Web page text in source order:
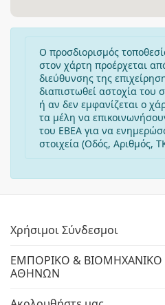
Ο προσδιορισμός
στον χάρτη προέρχεται
διεύθυνσης της
διαπιστωθεί αστοχία του
ή αν δεν εμφανίζεται ο
τα μέλη να
του ΕΒΕΑ για να
στοιχεία (Οδός, Αριθμός,
Χρήσιμοι Σύνδεσμοι
ΕΜΠΟΡΙΚΟ & ΒΙΟΜΗΧΑΝΙΚΟ
ΑΘΗΝΩΝ